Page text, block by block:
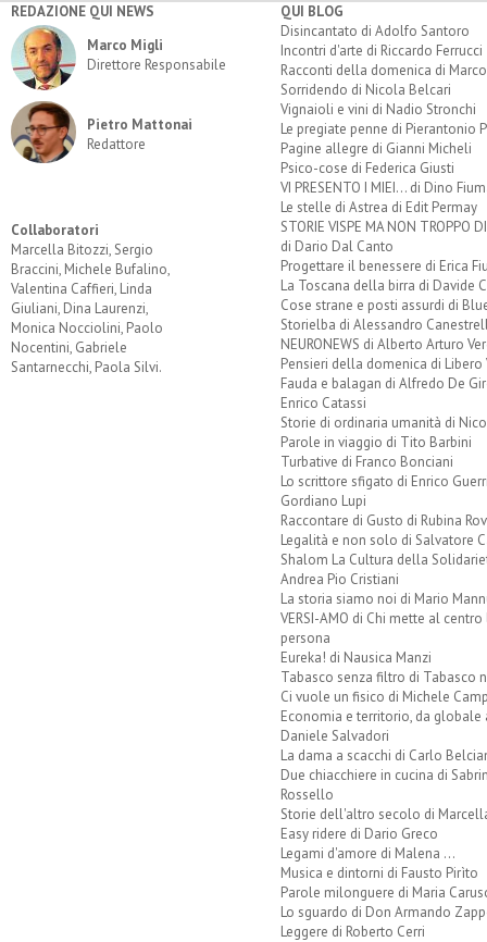
REDAZIONE QUI NEWS
Marco Migli
Direttore Responsabile
Pietro Mattonai
Redattore
Collaboratori
Marcella Bitozzi, Sergio
Braccini, Michele Bufalino,
Valentina Caffieri, Linda
Giuliani, Dina Laurenzi,
Monica Nocciolini, Paolo
Nocentini, Gabriele
Santarnecchi, Paola Silvi.
QUI BLOG
Disincantato di Adolfo Santoro
Incontri d'arte di Riccardo Ferrucci
Racconti della domenica di
Sorridendo di Nicola Belcari
Vignaioli e vini di Nadio Stronchi
Le pregiate penne di Pierantonio
Pagine allegre di Gianni Micheli
Psico-cose di Federica Giusti
VI PRESENTO I MIEI... di Dino
Le stelle di Astrea di Edit Permay
STORIE VISPE MA NON TROPPO
di Dario Dal Canto
Progettare il benessere di Erica
La Toscana della birra di Davide
Cose strane e posti assurdi di
Storielba di Alessandro
NEURONEWS di Alberto Arturo
Pensieri della domenica di Libero
Fauda e balagan di Alfredo De
Enrico Catassi
Storie di ordinaria umanità di
Parole in viaggio di Tito Barbini
Turbative di Franco Bonciani
Lo scrittore sfigato di Enrico
Gordiano Lupi
Raccontare di Gusto di Rubina
Legalità e non solo di Salvatore
Shalom La Cultura della
Andrea Pio Cristiani
La storia siamo noi di Mario
VERSI-AMO di Chi mette al centro
persona
Eureka! di Nausica Manzi
Tabasco senza filtro di Tabasco
Ci vuole un fisico di Michele
Economia e territorio, da globale
Daniele Salvadori
La dama a scacchi di Carlo
Due chiacchiere in cucina di
Rossello
Storie dell'altro secolo di
Easy ridere di Dario Greco
Legami d'amore di Malena ...
Musica e dintorni di Fausto Pirìto
Parole milonguere di Maria
Lo sguardo di Don Armando
Leggere di Roberto Cerri